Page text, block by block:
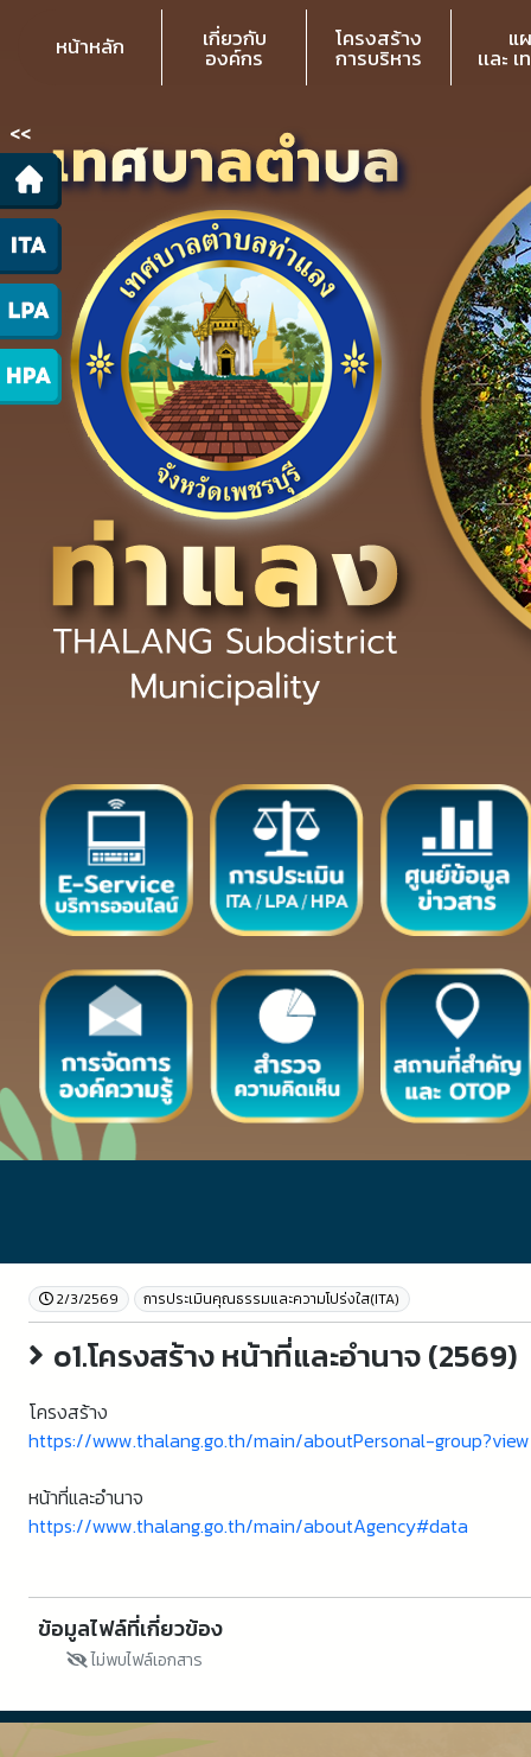
<<
หน้าหลัก เกี่ยวกับ
องค์กร
โครงสร้าง
การบริหาร
แ
เเละ
2/3/2569 การประเมินคุณธรรมและความโปร่งใส(ITA)
o1.โครงสร้าง หน้าที่และอำนาจ (2569)
โครงสร้าง
https://www.thalang.go.th/main/aboutPersonal-
หน้าที่และอำนาจ
https://www.thalang.go.th/main/aboutAgency#data
ข้อมูลไฟล์ที่เกี่ยวข้อง
ไม่พบไฟล์เอกสาร